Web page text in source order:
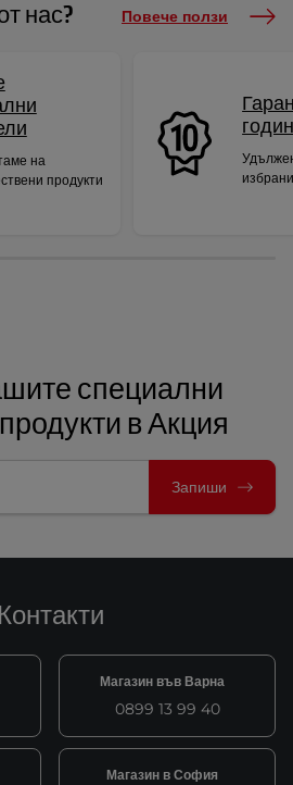
нас? Повече ползи
на
продукти
специални
в Акция
Запиши
Контакти
Магазин във Варна
0899 13 99 40
Магазин в София